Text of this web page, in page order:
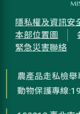
隱私權及資訊安
本部位置圖
緊急災害聯絡
農產品走私檢
動物保護專線